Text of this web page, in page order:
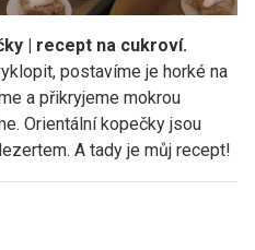
| recept na cukroví.
postavíme je horké na
a přikryjeme mokrou
Orientální kopečky jsou
A tady je můj recept!